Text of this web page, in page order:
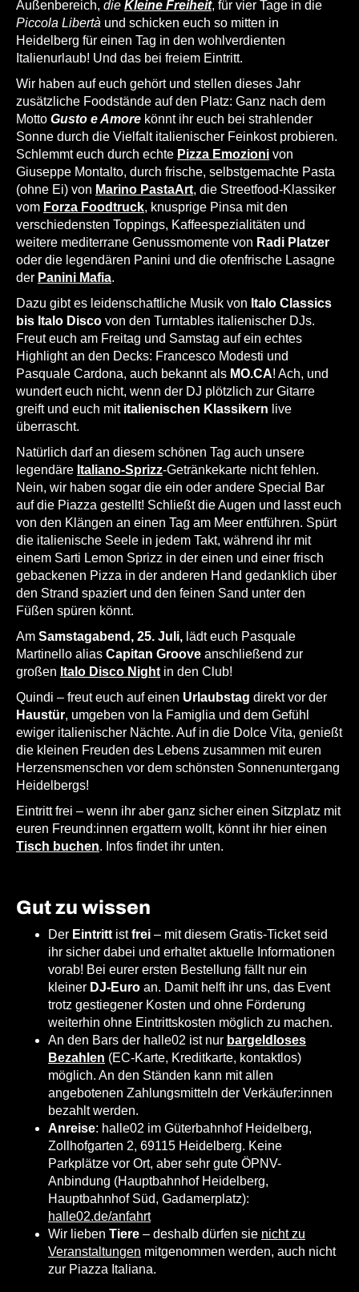
Außenbereich, die Kleine Freiheit, für vier Tage in die
Piccola Libertà und schicken euch so mitten in
Heidelberg für einen Tag in den wohlverdienten
Italienurlaub! Und das bei freiem Eintritt.
Wir haben auf euch gehört und stellen dieses Jahr
zusätzliche Foodstände auf den Platz: Ganz nach dem
Motto Gusto e Amore könnt ihr euch bei strahlender
Sonne durch die Vielfalt italienischer Feinkost probieren.
Schlemmt euch durch echte Pizza Emozioni von
Giuseppe Montalto, durch frische, selbstgemachte Pasta
(ohne Ei) von Marino PastaArt, die Streetfood-Klassiker
vom Forza Foodtruck, knusprige Pinsa mit den
verschiedensten Toppings, Kaffeespezialitäten und
weitere mediterrane Genussmomente von Radi Platzer
oder die legendären Panini und die ofenfrische Lasagne
der Panini Mafia.
Dazu gibt es leidenschaftliche Musik von Italo Classics
bis Italo Disco von den Turntables italienischer DJs.
Freut euch am Freitag und Samstag auf ein echtes
Highlight an den Decks: Francesco Modesti und
Pasquale Cardona, auch bekannt als MO.CA! Ach, und
wundert euch nicht, wenn der DJ plötzlich zur Gitarre
greift und euch mit italienischen Klassikern live
überrascht.
Natürlich darf an diesem schönen Tag auch unsere
legendäre Italiano-Sprizz-Getränkekarte nicht fehlen.
Nein, wir haben sogar die ein oder andere Special Bar
auf die Piazza gestellt! Schließt die Augen und lasst euch
von den Klängen an einen Tag am Meer entführen. Spürt
die italienische Seele in jedem Takt, während ihr mit
einem Sarti Lemon Sprizz in der einen und einer frisch
gebackenen Pizza in der anderen Hand gedanklich über
den Strand spaziert und den feinen Sand unter den
Füßen spüren könnt.
Am Samstagabend, 25. Juli, lädt euch Pasquale
Martinello alias Capitan Groove anschließend zur
großen Italo Disco Night in den Club!
Quindi – freut euch auf einen Urlaubstag direkt vor der
Haustür, umgeben von la Famiglia und dem Gefühl
ewiger italienischer Nächte. Auf in die Dolce Vita, genießt
die kleinen Freuden des Lebens zusammen mit euren
Herzensmenschen vor dem schönsten Sonnenuntergang
Heidelbergs!
Eintritt frei – wenn ihr aber ganz sicher einen Sitzplatz mit
euren Freund:innen ergattern wollt, könnt ihr hier einen
Tisch buchen. Infos findet ihr unten.
Gut zu wissen
Der Eintritt istfrei – mit diesem Gratis-Ticket seid
ihr sicher dabei und erhaltet aktuelle Informationen
vorab! Bei eurer ersten Bestellung fällt nur ein
kleiner DJ-Euro an. Damit helft ihr uns, das Event
trotz gestiegener Kosten und ohne Förderung
weiterhin ohne Eintrittskosten möglich zu machen.
An den Bars der halle02 ist nur bargeldloses
Bezahlen (EC-Karte, Kreditkarte, kontaktlos)
möglich. An den Ständen kann mit allen
angebotenen Zahlungsmitteln der Verkäufer:innen
bezahlt werden.
Anreise: halle02 im Güterbahnhof Heidelberg,
Zollhofgarten 2, 69115 Heidelberg. Keine
Parkplätze vor Ort, aber sehr gute ÖPNV-
Anbindung (Hauptbahnhof Heidelberg,
Hauptbahnhof Süd, Gadamerplatz):
halle02.de/anfahrt
Wir lieben Tiere – deshalb dürfen sie nicht zu
Veranstaltungen mitgenommen werden, auch nicht
zur Piazza Italiana.